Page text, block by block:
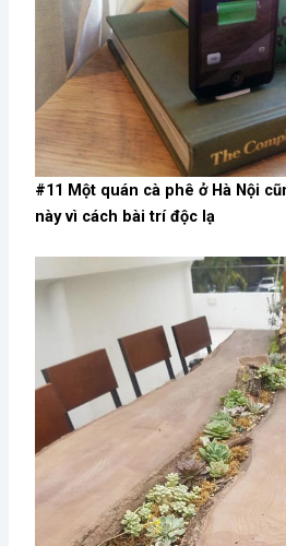
#11 Một quán cà phê ở Hà Nội
này vì cách bài trí độc lạ